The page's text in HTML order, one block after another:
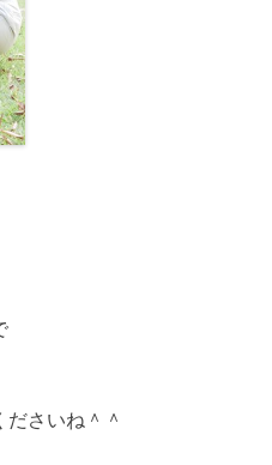
さいね＾＾